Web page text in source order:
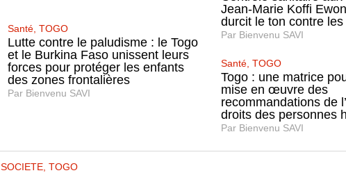
Santé TOGO
Lutte contre le paludisme : le Togo
et le Burkina Faso unissent leurs
forces pour protéger les enfants
des zones frontalières
Par Bienvenu SAVI
Jean-Marie Koffi
durcit le ton contre
Par Bienvenu SAVI
Santé, TOGO
Togo : une matrice
mise en œuvre des
recommandations de
droits des personnes
Par Bienvenu SAVI
SOCIETE TOGO